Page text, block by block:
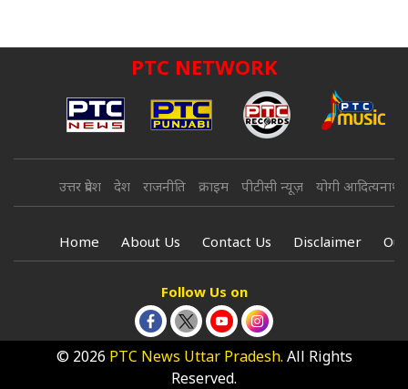
PTC NETWORK
उत्तर प्रदेश देश राजनीति क्राइम पीटीसी न्यूज़ योगी आदित्यनाथ
Home About Us Contact Us Disclaimer
Follow Us on
© 2026 PTC News Uttar Pradesh. All Rights
Reserved.